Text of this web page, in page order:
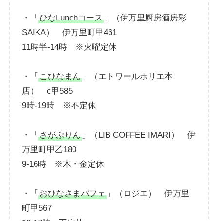
・「ひなLunchコース 」（伊万里厨房酒房彩
SAIKA） 伊万里町甲461
11時半-14時 ※火曜定休
・「こひなまん 」（エトワールホリエ本
店） c甲585
9時-19時 ※不定休
・「さがぷりん 」（LIB COFFEE IMARI） 伊
万里町甲乙180
9-16時 ※木・金定休
・「おひなさまパフェ 」（ロジエ） 伊万里
町甲567